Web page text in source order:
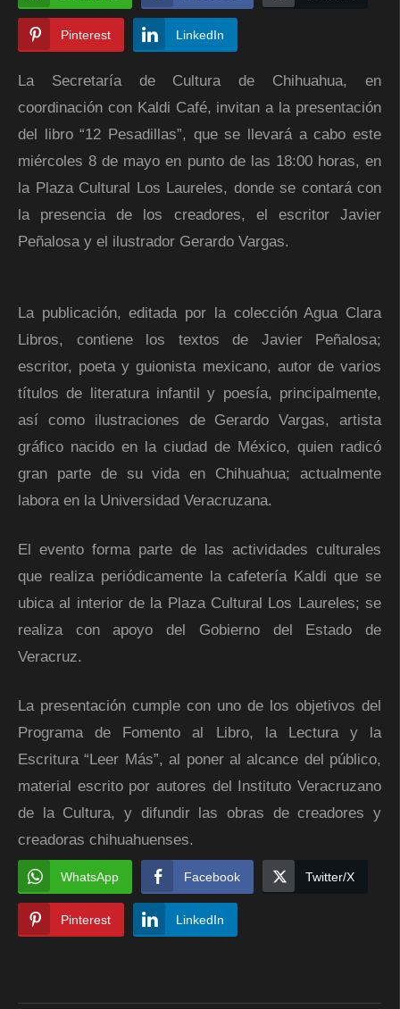
Pinterest LinkedIn
La Secretaría de Cultura de Chihuahua, en
coordinación con Kaldi Café, invitan a la presentación
del libro “12 Pesadillas”, que se llevará a cabo este
miércoles 8 de mayo en punto de las 18:00 horas, en
la Plaza Cultural Los Laureles, donde se contará con
la presencia de los creadores, el escritor Javier
Peñalosa y el ilustrador Gerardo Vargas.
La publicación, editada por la colección Agua Clara
Libros, contiene los textos de Javier Peñalosa;
escritor, poeta y guionista mexicano, autor de varios
títulos de literatura infantil y poesía, principalmente,
así como ilustraciones de Gerardo Vargas, artista
gráfico nacido en la ciudad de México, quien radicó
gran parte de su vida en Chihuahua; actualmente
labora en la Universidad Veracruzana.
El evento forma parte de las actividades culturales
que realiza periódicamente la cafetería Kaldi que se
ubica al interior de la Plaza Cultural Los Laureles; se
realiza con apoyo del Gobierno del Estado de
Veracruz.
La presentación cumple con uno de los objetivos del
Programa de Fomento al Libro, la Lectura y la
Escritura “Leer Más”, al poner al alcance del público,
material escrito por autores del Instituto Veracruzano
de la Cultura, y difundir las obras de creadores y
creadoras chihuahuenses.
WhatsApp Facebook Twitter/X
Pinterest LinkedIn